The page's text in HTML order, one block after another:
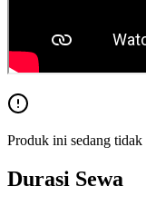
Produk ini sedang
Durasi Sewa